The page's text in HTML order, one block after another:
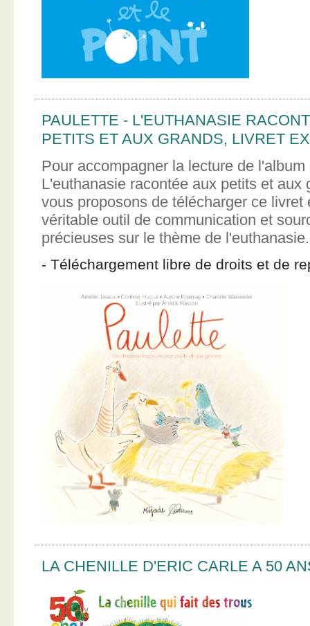
PAULETTE - L'EUTHANASIE
PETITS ET AUX GRANDS, LIVRET
Pour accompagner la lecture de
L'euthanasie racontée aux petits et aux
vous proposons de télécharger ce livret
véritable outil de communication et
précieuses sur le thème de l'euthanasie.
- Téléchargement libre de droits et de
LA CHENILLE D'ERIC CARLE A 50